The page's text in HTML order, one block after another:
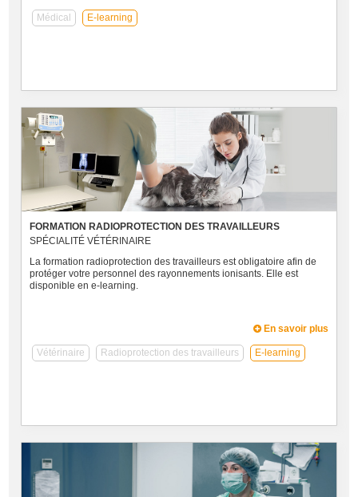
Médical E-learning
FORMATION RADIOPROTECTION DES TRAVAILLEURS
SPÉCIALITÉ VÉTÉRINAIRE
La formation radioprotection des travailleurs est obligatoire afin de
protéger votre personnel des rayonnements ionisants. Elle est
disponible en e-learning.
En savoir plus
Vétérinaire Radioprotection des travailleurs E-learning